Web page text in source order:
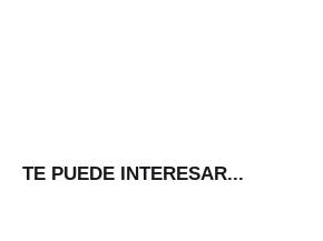
TE PUEDE INTERESAR...